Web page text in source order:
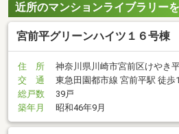
近所のマンションライブラリー
宮前平グリーンハイツ１６号棟
住 所
神奈川県川崎市宮前区けやき
交 通
東急田園都市線 宮前平駅 徒歩
総戸数
39戸
築年月
昭和46年9月